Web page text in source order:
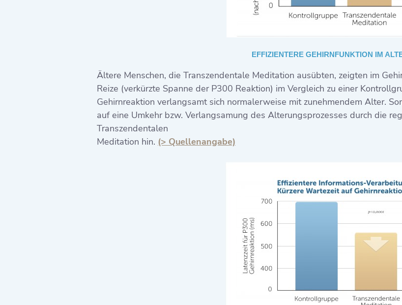
EFFIZIENTERE GEHIRNFUNKTION IM
Ältere Menschen, die Transzendentale Meditation ausübten, zeigten im
Reize (verkürzte Spanne der P300 Reaktion) im Vergleich zu einer
Gehirnreaktion verlangsamt sich normalerweise mit zunehmendem Alter.
auf eine Umkehr bzw. Verlangsamung des Alterungsprozesses durch die
Transzendentalen
Meditation hin. (> Quellenangabe)